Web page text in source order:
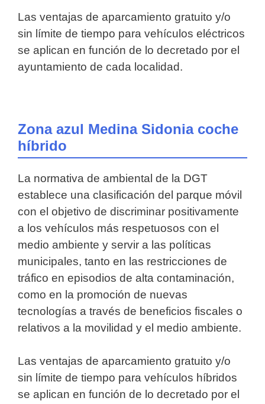
Las ventajas de aparcamiento gratuito y/o
sin límite de tiempo para vehículos eléctricos
se aplican en función de lo decretado por el
ayuntamiento de cada localidad.
Zona azul Medina Sidonia coche
híbrido
La normativa de ambiental de la DGT
establece una clasificación del parque móvil
con el objetivo de discriminar positivamente
a los vehículos más respetuosos con el
medio ambiente y servir a las políticas
municipales, tanto en las restricciones de
tráfico en episodios de alta contaminación,
como en la promoción de nuevas
tecnologías a través de beneficios fiscales o
relativos a la movilidad y el medio ambiente.
Las ventajas de aparcamiento gratuito y/o
sin límite de tiempo para vehículos híbridos
se aplican en función de lo decretado por el